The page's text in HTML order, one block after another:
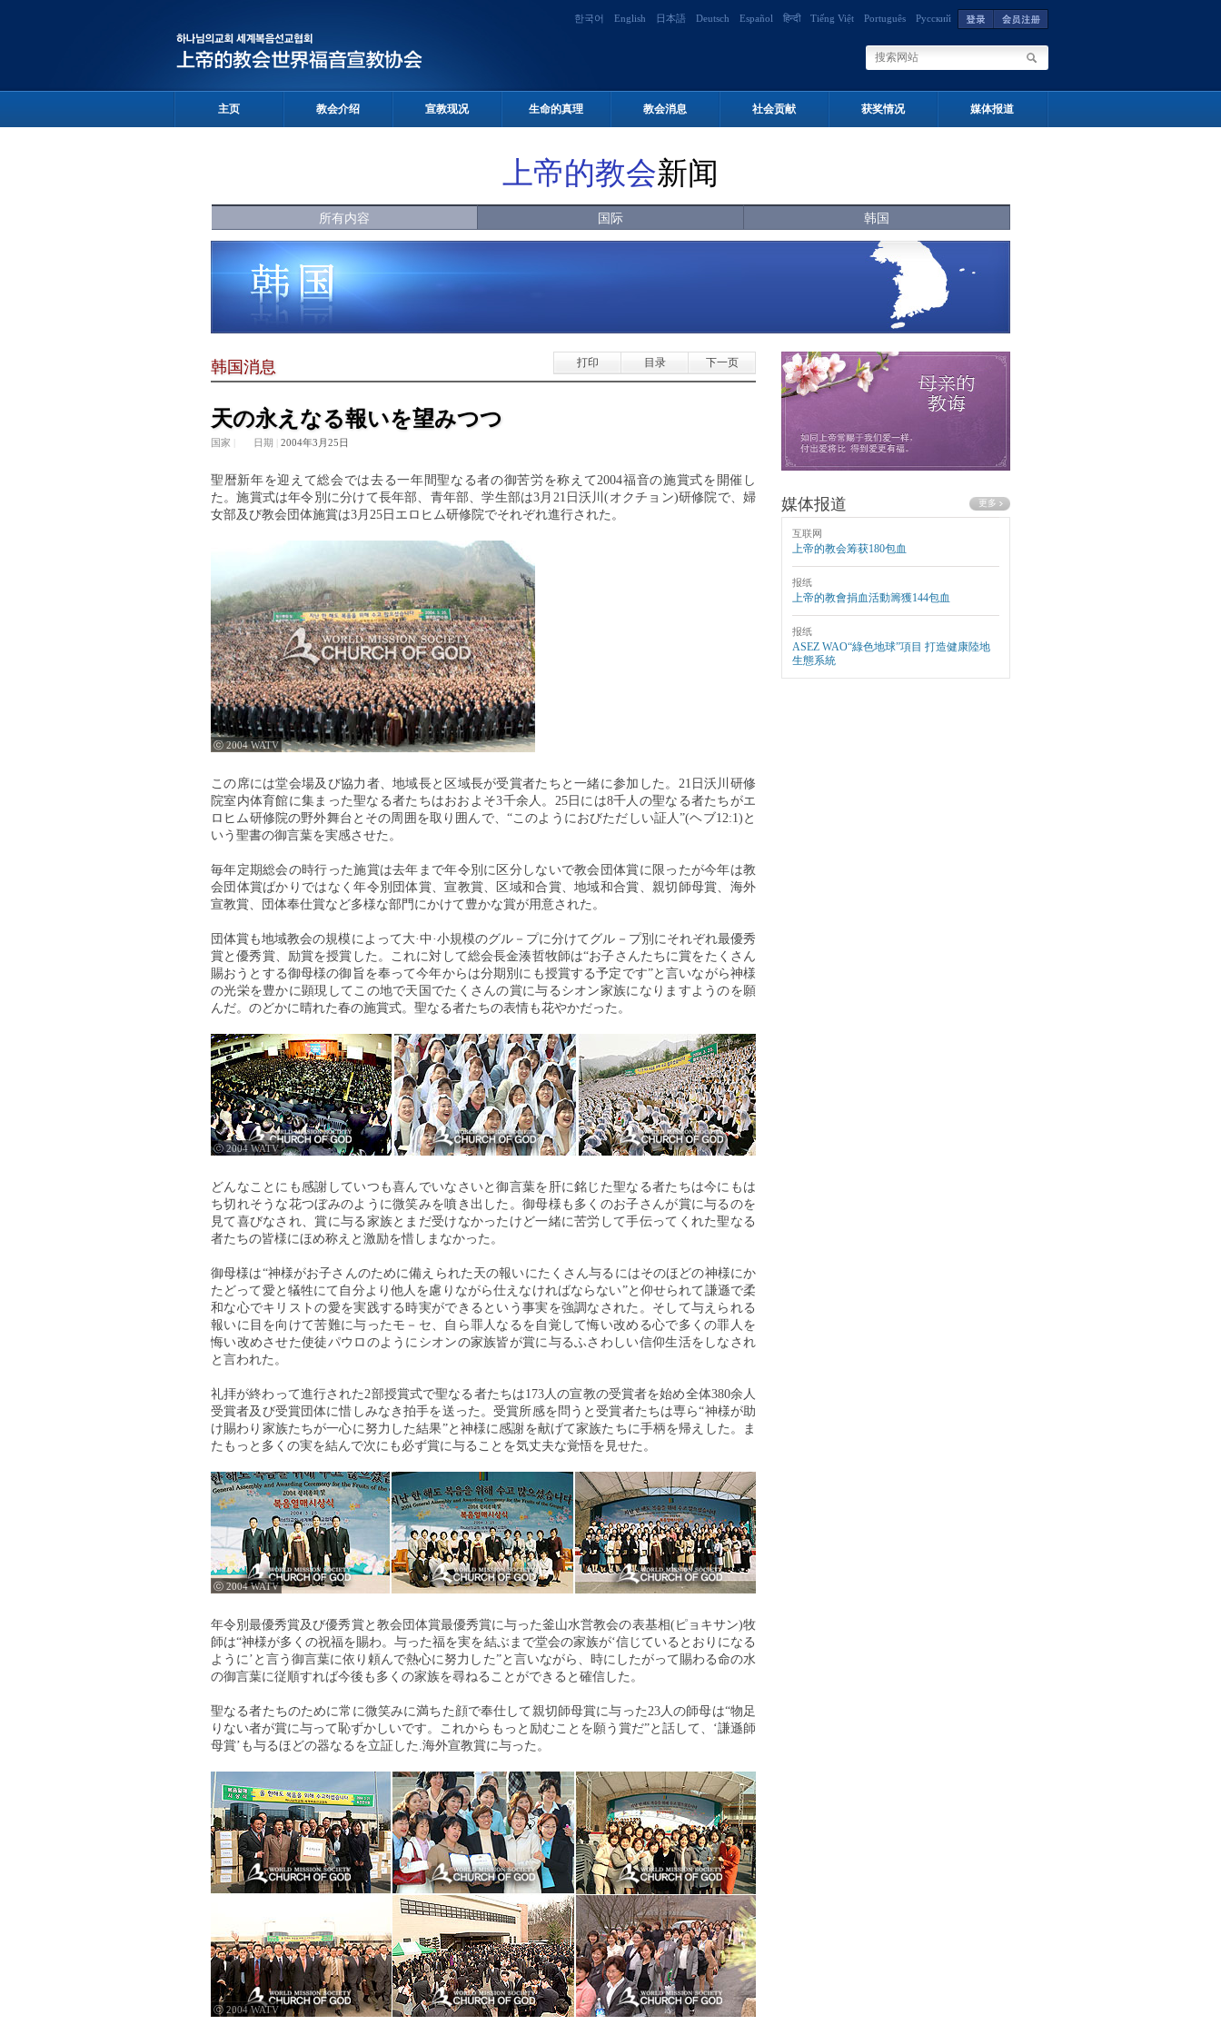
한국어 English 日本語 Deutsch Español हिन्दी Tiếng Việt Português Русский
主页 教会介绍 宣教现况 生命的真理 教会消息 社会贡献 获奖情况 媒体报道
上帝的教会新闻
所有内容 国际 韩国
韩国消息 打印 目录 下一页
天の永えなる報いを望みつつ
国家 日期 2004年3月25日
聖暦新年を迎えて総会では去る一年間聖なる者の御苦労を称えて2004福音の施賞式を開催し
た。施賞式は年令別に分けて長年部、青年部、学生部は3月21日沃川(オクチョン)研修院で、婦
女部及び教会団体施賞は3月25日エロヒム研修院でそれぞれ進行された。
ⓒ 2004 WATV
この席には堂会場及び協力者、地域長と区域長が受賞者たちと一緒に参加した。21日沃川研修
院室内体育館に集まった聖なる者たちはおおよそ3千余人。25日には8千人の聖なる者たちがエ
ロヒム研修院の野外舞台とその周囲を取り囲んで、“このようにおびただしい証人”(ヘブ12:1)と
いう聖書の御言葉を実感させた。
毎年定期総会の時行った施賞は去年まで年令別に区分しないで教会団体賞に限ったが今年は教
会団体賞ばかりではなく年令別団体賞、宣教賞、区域和合賞、地域和合賞、親切師母賞、海外
宣教賞、団体奉仕賞など多様な部門にかけて豊かな賞が用意された。
団体賞も地域教会の規模によって大·中·小規模のグル－プに分けてグル－プ別にそれぞれ最優秀
賞と優秀賞、励賞を授賞した。これに対して総会長金湊哲牧師は“お子さんたちに賞をたくさん
賜おうとする御母様の御旨を奉って今年からは分期別にも授賞する予定です”と言いながら神様
の光栄を豊かに顕現してこの地で天国でたくさんの賞に与るシオン家族になりますようのを願
んだ。のどかに晴れた春の施賞式。聖なる者たちの表情も花やかだった。
ⓒ 2004 WATV
どんなことにも感謝していつも喜んでいなさいと御言葉を肝に銘じた聖なる者たちは今にもは
ち切れそうな花つぼみのように微笑みを噴き出した。御母様も多くのお子さんが賞に与るのを
見て喜びなされ、賞に与る家族とまだ受けなかったけど一緒に苦労して手伝ってくれた聖なる
者たちの皆様にほめ称えと激励を惜しまなかった。
御母様は“神様がお子さんのために備えられた天の報いにたくさん与るにはそのほどの神様にか
たどって愛と犠牲にて自分より他人を慮りながら仕えなければならない”と仰せられて謙遜で柔
和な心でキリストの愛を実践する時実ができるという事実を強調なされた。そして与えられる
報いに目を向けて苦難に与ったモ－セ、自ら罪人なるを自覚して悔い改める心で多くの罪人を
悔い改めさせた使徒パウロのようにシオンの家族皆が賞に与るふさわしい信仰生活をしなされ
と言われた。
礼拝が終わって進行された2部授賞式で聖なる者たちは173人の宣教の受賞者を始め全体380余人
受賞者及び受賞団体に惜しみなき拍手を送った。受賞所感を問うと受賞者たちは専ら“神様が助
け賜わり家族たちが一心に努力した結果”と神様に感謝を献げて家族たちに手柄を帰えした。ま
たもっと多くの実を結んで次にも必ず賞に与ることを気丈夫な覚悟を見せた。
ⓒ 2004 WATV
年令別最優秀賞及び優秀賞と教会団体賞最優秀賞に与った釜山水営教会の表基相(ピョキサン)牧
師は“神様が多くの祝福を賜わ。与った福を実を結ぶまで堂会の家族が‘信じているとおりになる
ように’と言う御言葉に依り頼んで熱心に努力した”と言いながら、時にしたがって賜わる命の水
の御言葉に従順すれば今後も多くの家族を尋ねることができると確信した。
聖なる者たちのために常に微笑みに満ちた顔で奉仕して親切師母賞に与った23人の師母は“物足
りない者が賞に与って恥ずかしいです。これからもっと励むことを願う賞だ”と話して、‘謙遜師
母賞’も与るほどの器なるを立証した.海外宣教賞に与った。
ⓒ 2004 WATV
媒体报道
互联网
上帝的教会筹获180包血
报纸
上帝的教會捐血活動籌獲144包血
报纸
ASEZ WAO“綠色地球”項目 打造健康陸地
生態系統